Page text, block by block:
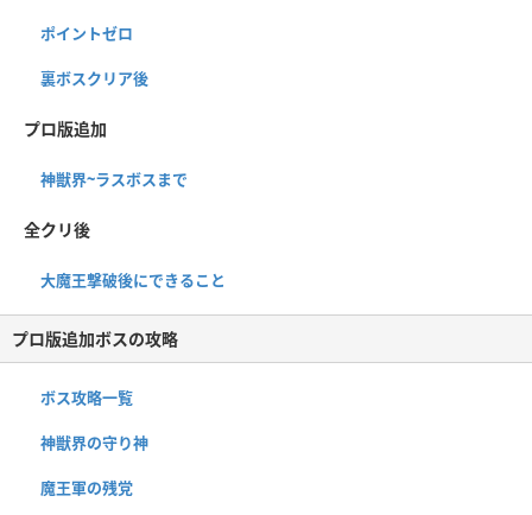
ポイントゼロ
裏ボスクリア後
プロ版追加
神獣界~ラスボスまで
全クリ後
大魔王撃破後にできること
プロ版追加ボスの攻略
ボス攻略一覧
神獣界の守り神
魔王軍の残党